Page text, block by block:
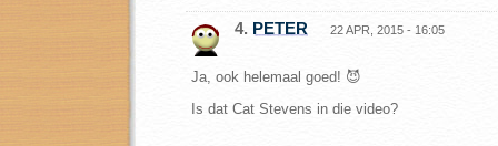
4. PETER 22 APR, 2015 - 16:05
Ja, ook helemaal goed! 😈
Is dat Cat Stevens in die video?